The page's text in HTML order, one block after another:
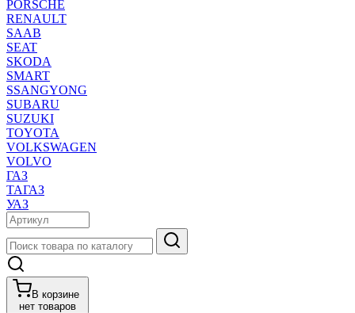
PORSCHE
RENAULT
SAAB
SEAT
SKODA
SMART
SSANGYONG
SUBARU
SUZUKI
TOYOTA
VOLKSWAGEN
VOLVO
ГАЗ
ТАГАЗ
УАЗ
В корзине
нет товаров